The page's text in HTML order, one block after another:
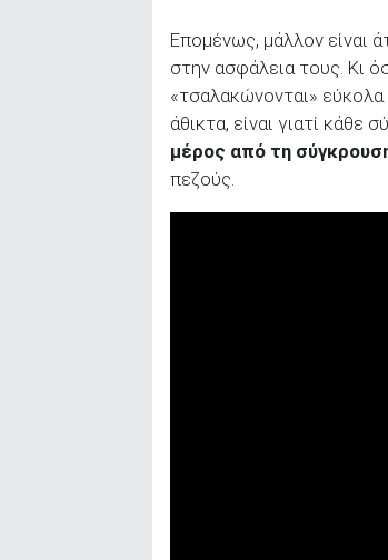
Επομένως, μάλλον είναι
στην ασφάλεια τους. Κι
«τσαλακώνονται»
άθικτα, είναι γιατί κάθε
μέρος από τη
πεζούς.